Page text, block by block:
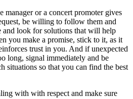
manager or a concert promoter gives
be willing to follow them and
and look for solutions that will help
you make a promise, stick to it, as it
trust in you. And if unexpected
long, signal immediately and be
situations so that you can find the best
with with respect and make sure